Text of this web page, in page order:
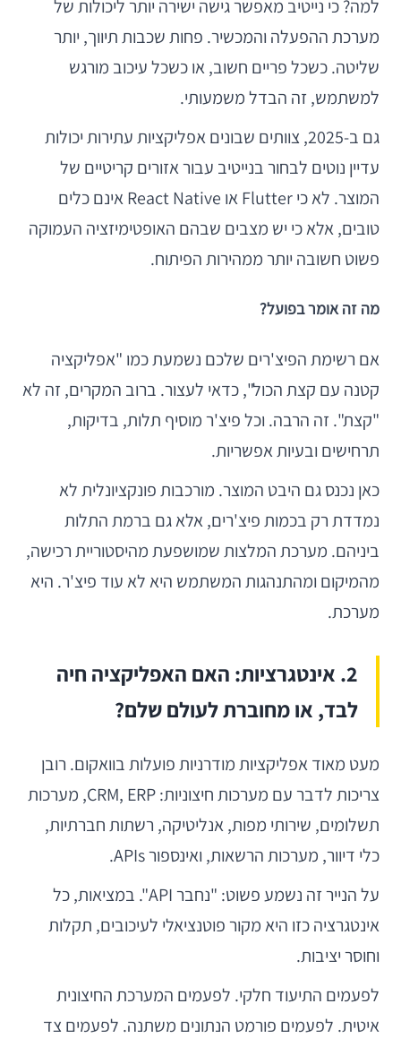
למה? כי נייטיב מאפשר גישה ישירה יותר ליכולות של
מערכת ההפעלה והמכשיר. פחות שכבות תיווך, יותר
שליטה. כשכל פריים חשוב, או כשכל עיכוב מורגש
למשתמש, זה הבדל משמעותי.
גם ב-2025, צוותים שבונים אפליקציות עתירות יכולות
עדיין נוטים לבחור בנייטיב עבור אזורים קריטיים של
המוצר. לא כי Flutter או React Native אינם כלים
טובים, אלא כי יש מצבים שבהם האופטימיזציה העמוקה
פשוט חשובה יותר ממהירות הפיתוח.
מה זה אומר בפועל?
אם רשימת הפיצ'רים שלכם נשמעת כמו "אפליקציה
קטנה עם קצת הכול", כדאי לעצור. ברוב המקרים, זה לא
"קצת". זה הרבה. וכל פיצ'ר מוסיף תלות, בדיקות,
תרחישים ובעיות אפשריות.
כאן נכנס גם היבט המוצר. מורכבות פונקציונלית לא
נמדדת רק בכמות פיצ'רים, אלא גם ברמת התלות
ביניהם. מערכת המלצות שמושפעת מהיסטוריית רכישה,
מהמיקום ומהתנהגות המשתמש היא לא עוד פיצ'ר. היא
מערכת.
2. אינטגרציות: האם האפליקציה חיה
לבד, או מחוברת לעולם שלם?
מעט מאוד אפליקציות מודרניות פועלות בוואקום. רובן
צריכות לדבר עם מערכות חיצוניות: CRM, ERP, מערכות
תשלומים, שירותי מפות, אנליטיקה, רשתות חברתיות,
כלי דיוור, מערכות הרשאות, ואינספור APIs.
על הנייר זה נשמע פשוט: "נחבר API". במציאות, כל
אינטגרציה כזו היא מקור פוטנציאלי לעיכובים, תקלות
וחוסר יציבות.
לפעמים התיעוד חלקי. לפעמים המערכת החיצונית
איטית. לפעמים פורמט הנתונים משתנה. לפעמים צד